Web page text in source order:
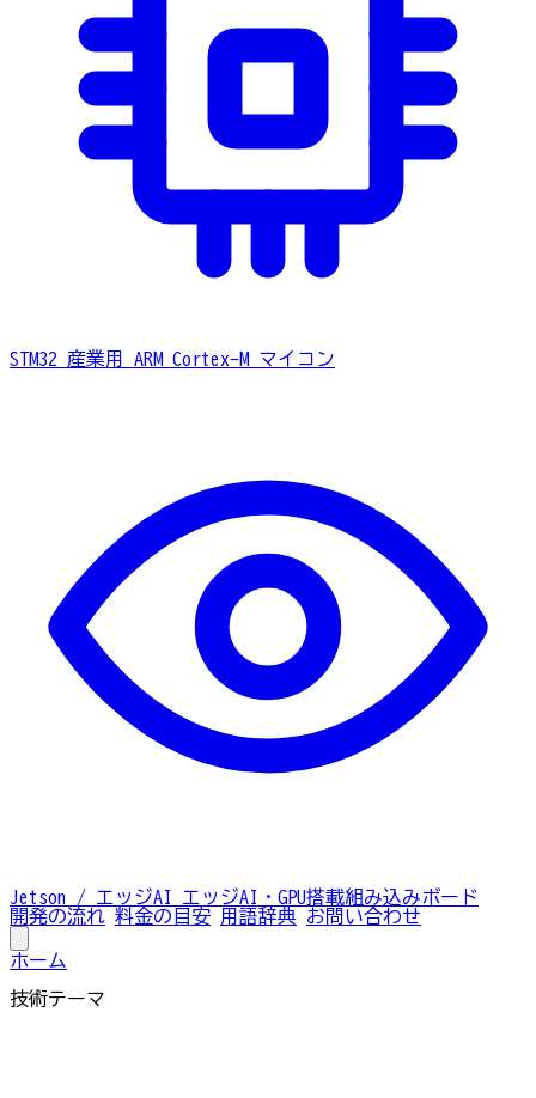
STM32 産業用 ARM Cortex-M マイコン
Jetson / エッジAI
エッジAI・GPU搭載組み込みボード
開発の流れ 料金の目安 用語辞典 お問い合わせ
ホーム
技術テーマ